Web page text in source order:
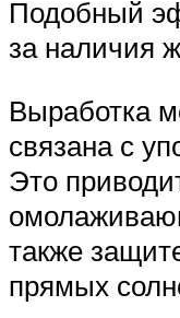
Подобный
за наличия
Выработка
связана с
Это
также
прямых